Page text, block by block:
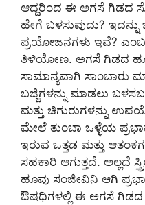
ಆದ್ದರಿಂದ ಈ ಅಗಸೆ ಗಿಡದ
ಹೇಗೆ ಬಳಸುವುದು?
ಪ್ರಯೋಜನಗಳು ಇವೆ? ಎಂಬ
ತಿಳಿಯೋಣ. ಅಗಸೆ ಗಿಡದ
ಸಾಮಾನ್ಯವಾಗಿ ಸಾಂಬಾರು
ಬಜ್ಜಿಗಳನ್ನು ಮಾಡಲು
ಮತ್ತು ಚಿಗುರುಗಳನ್ನು
ಮೇಲೆ ತುಂಬಾ ಒಳ್ಳೆಯ
ಇರುವ ಒತ್ತಡ ಮತ್ತು
ಸಹಕಾರಿ ಆಗುತ್ತದೆ. ಅಲ್ಲದೆ
ಹೂವು ಸಂಜೀವಿನಿ ಆಗಿ
ಔಷಧಿಗಳಲ್ಲಿ ಈ ಅಗಸೆ ಗಿಡದ